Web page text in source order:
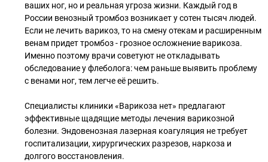
ваших ног, но и реальная угроза жизни. Каждый год в
России венозный тромбоз возникает у сотен тысяч людей.
Если не лечить варикоз, то на смену отекам и расширенным
венам придет тромбоз - грозное осложнение варикоза.
Именно поэтому врачи советуют не откладывать
обследование у флеболога: чем раньше выявить проблему
с венами ног, тем легче её решить.
Специалисты клиники «Варикоза нет» предлагают
эффективные щадящие методы лечения варикозной
болезни. Эндовенозная лазерная коагуляция не требует
госпитализации, хирургических разрезов, наркоза и
долгого восстановления.